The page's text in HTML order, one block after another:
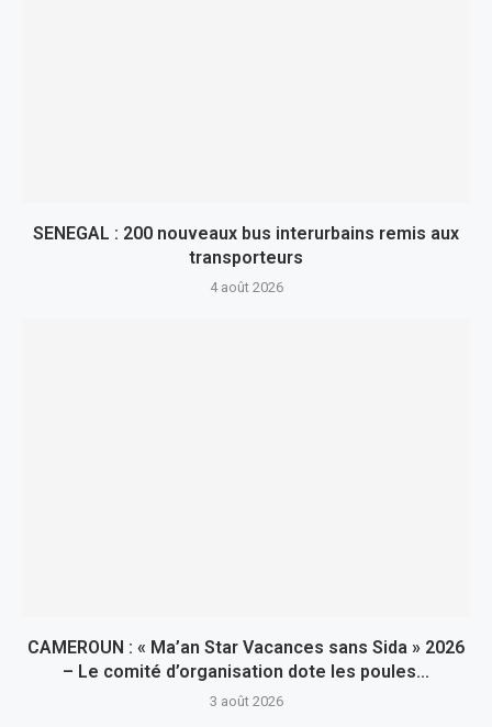
SENEGAL : 200 nouveaux bus interurbains remis aux
transporteurs
4 août 2026
CAMEROUN : « Ma’an Star Vacances sans Sida » 2026
– Le comité d’organisation dote les poules...
3 août 2026